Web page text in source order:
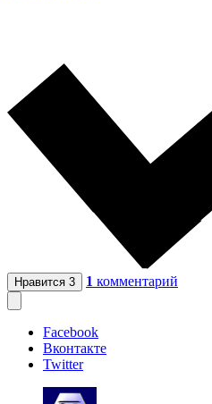
Нравится 3 1 комментарий
Facebook
Вконтакте
Twitter